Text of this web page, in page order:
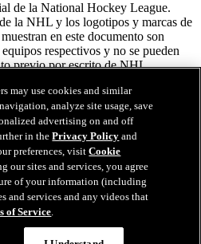
de la National Hockey League.
la NHL y los logotipos y marcas de
en este documento son
respectivos y no se pueden
previo por escrito de NHL
la NHL, personalizadas con los
tienen licencia oficial de la
Zamboni y la
de hielo Zamboni son
de Frank J. Zamboni & Co., Inc. (c)
Todos los derechos reservados.
o copyright de terceros, es
Reservados todos los
may use cookies and similar
analyze site usage, save
advertising on and off
in thePrivacy Policy and
preferences, visitCookie
our sites and services, you agree
of your information (including
and services and any videos that
of Service.